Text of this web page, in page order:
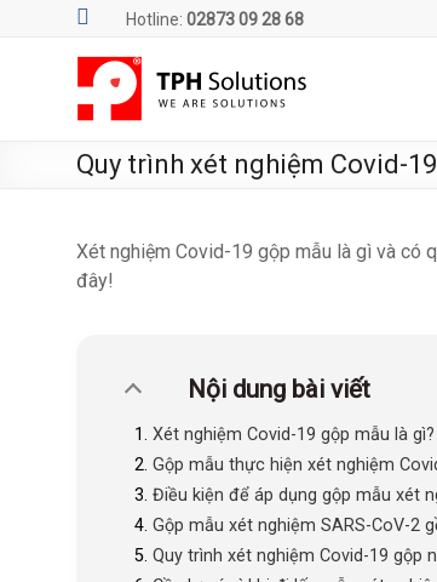
Hotline: 02873 09 28 68
TPH
Solutions
WE
|
Phần
nghiệm
TPH.LabIMS
Quy trình xét nghiệm Covid-
Xét nghiệm Covid-19 gộp mẫu là gì và có
đây!
Nội dung bài viết
Xét nghiệm Covid-19 gộp mẫu là gì?
Gộp mẫu thực hiện xét nghiệm
Điều kiện để áp dụng gộp mẫu xét
Gộp mẫu xét nghiệm SARS-CoV-2
Quy trình xét nghiệm Covid-19 gộp